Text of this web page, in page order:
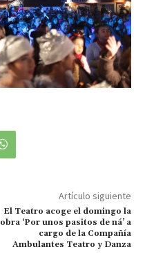
Artículo siguiente
El Teatro acoge el domingo la
obra ‘Por unos pasitos de ná’ a
cargo de la Compañía
Ambulantes Teatro y Danza